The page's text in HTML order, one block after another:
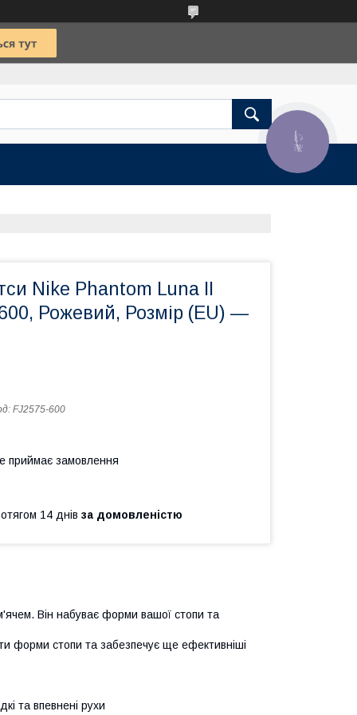
Nike Phantom Luna II
Рожевий, Розмір (EU) —
FJ2575-600
приймає замовлення
14 днів за домовленістю
Він набуває форми вашої стопи та
форми стопи та забезпечує ще ефективніші
та впевнені рухи
КНОПКА
ЗВ'ЯЗКУ